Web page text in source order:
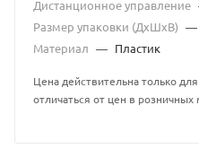
Дистанционное управление
Размер упаковки (ДхШхВ) —
Материал — Пластик
Цена действительна только
отличаться от цен в розничных